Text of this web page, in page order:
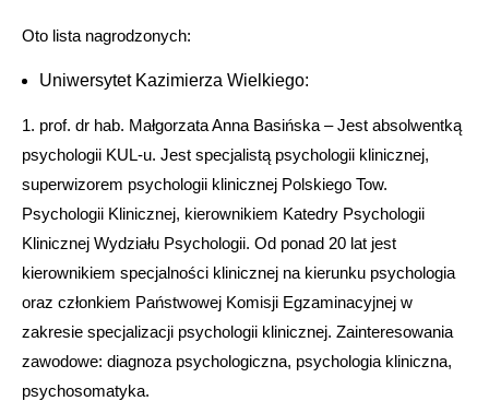
Oto lista nagrodzonych:
Uniwersytet Kazimierza Wielkiego:
1. prof. dr hab. Małgorzata Anna Basińska – Jest absolwentką
psychologii KUL-u. Jest specjalistą psychologii klinicznej,
superwizorem psychologii klinicznej Polskiego Tow.
Psychologii Klinicznej, kierownikiem Katedry Psychologii
Klinicznej Wydziału Psychologii. Od ponad 20 lat jest
kierownikiem specjalności klinicznej na kierunku psychologia
oraz członkiem Państwowej Komisji Egzaminacyjnej w
zakresie specjalizacji psychologii klinicznej. Zainteresowania
zawodowe: diagnoza psychologiczna, psychologia kliniczna,
psychosomatyka.